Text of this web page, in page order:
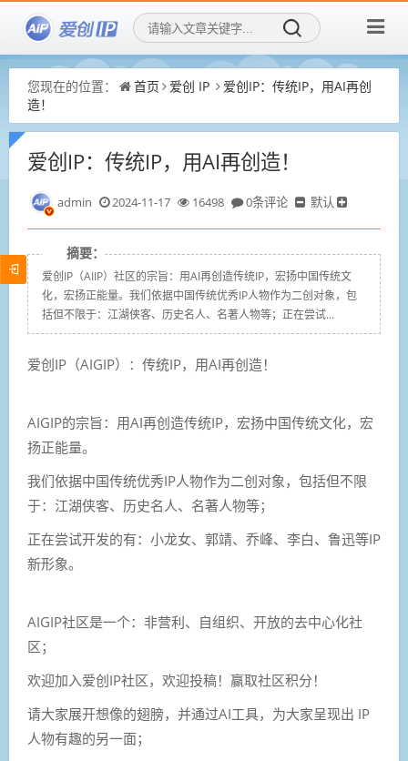
您现在的位置： 首页 爱创 IP
爱创IP：传统IP，用AI再创
造！
爱创IP：传统IP，用AI再创造！
admin 2024-11-17 16498 0条评论 默认
摘要：
爱创IP（AIIP）社区的宗旨：用AI再创造传统IP，宏扬中国传统文
化，宏扬正能量。我们依据中国传统优秀IP人物作为二创对象，包
括但不限于：江湖侠客、历史名人、名著人物等；正在尝试...
爱创IP（AIGIP）：传统IP，用AI再创造！
AIGIP的宗旨： 用AI再创造传统IP， 宏扬中国传统文化，宏
扬正能量。
我们依据中国传统优秀IP人物作为二创对象，包括但不限
于：江湖侠客、历史名人、名著人物等；
正在尝试开发的有：小龙女、郭靖、乔峰、李白、鲁迅等IP
新形象。
AIGIP社区是一个： 非营利、自组织、开放的去中心化社
区；
欢迎加入爱创IP社区，欢迎投稿！赢取社区积分！
请大家展开想像的翅膀，并通过AI工具，为大家呈现出 IP
人物有趣的另一面；